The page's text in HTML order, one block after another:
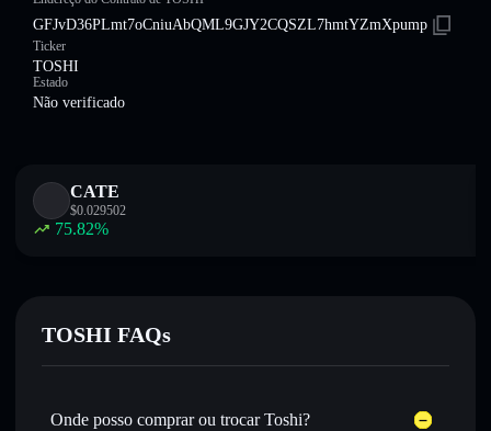
GFJvD36PLmt7oCniuAbQML9GJY2CQSZL7hmtYZmXpump
Ticker
TOSHI
Estado
Não verificado
CATE
$0.029502
75.82%
TOSHI FAQs
Onde posso comprar ou trocar Toshi?